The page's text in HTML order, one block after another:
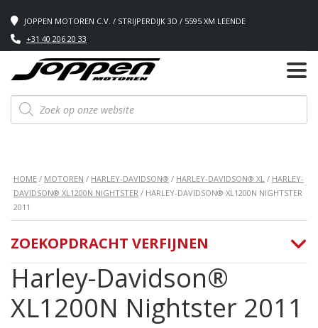
JOPPEN MOTOREN C.V. / STRIJPERDIJK 3D / 5595 XM LEENDE
+31 40 206 20 33
Producten
zoeken
HOME / MOTOREN / HARLEY-DAVIDSON® / HARLEY-DAVIDSON® XL / HARLEY-
DAVIDSON® XL1200N NIGHTSTER / HARLEY-DAVIDSON® XL1200N NIGHTSTER
2011
Harley-Davidson®
XL1200N Nightster 2011
ZOEKOPDRACHT VERFIJNEN